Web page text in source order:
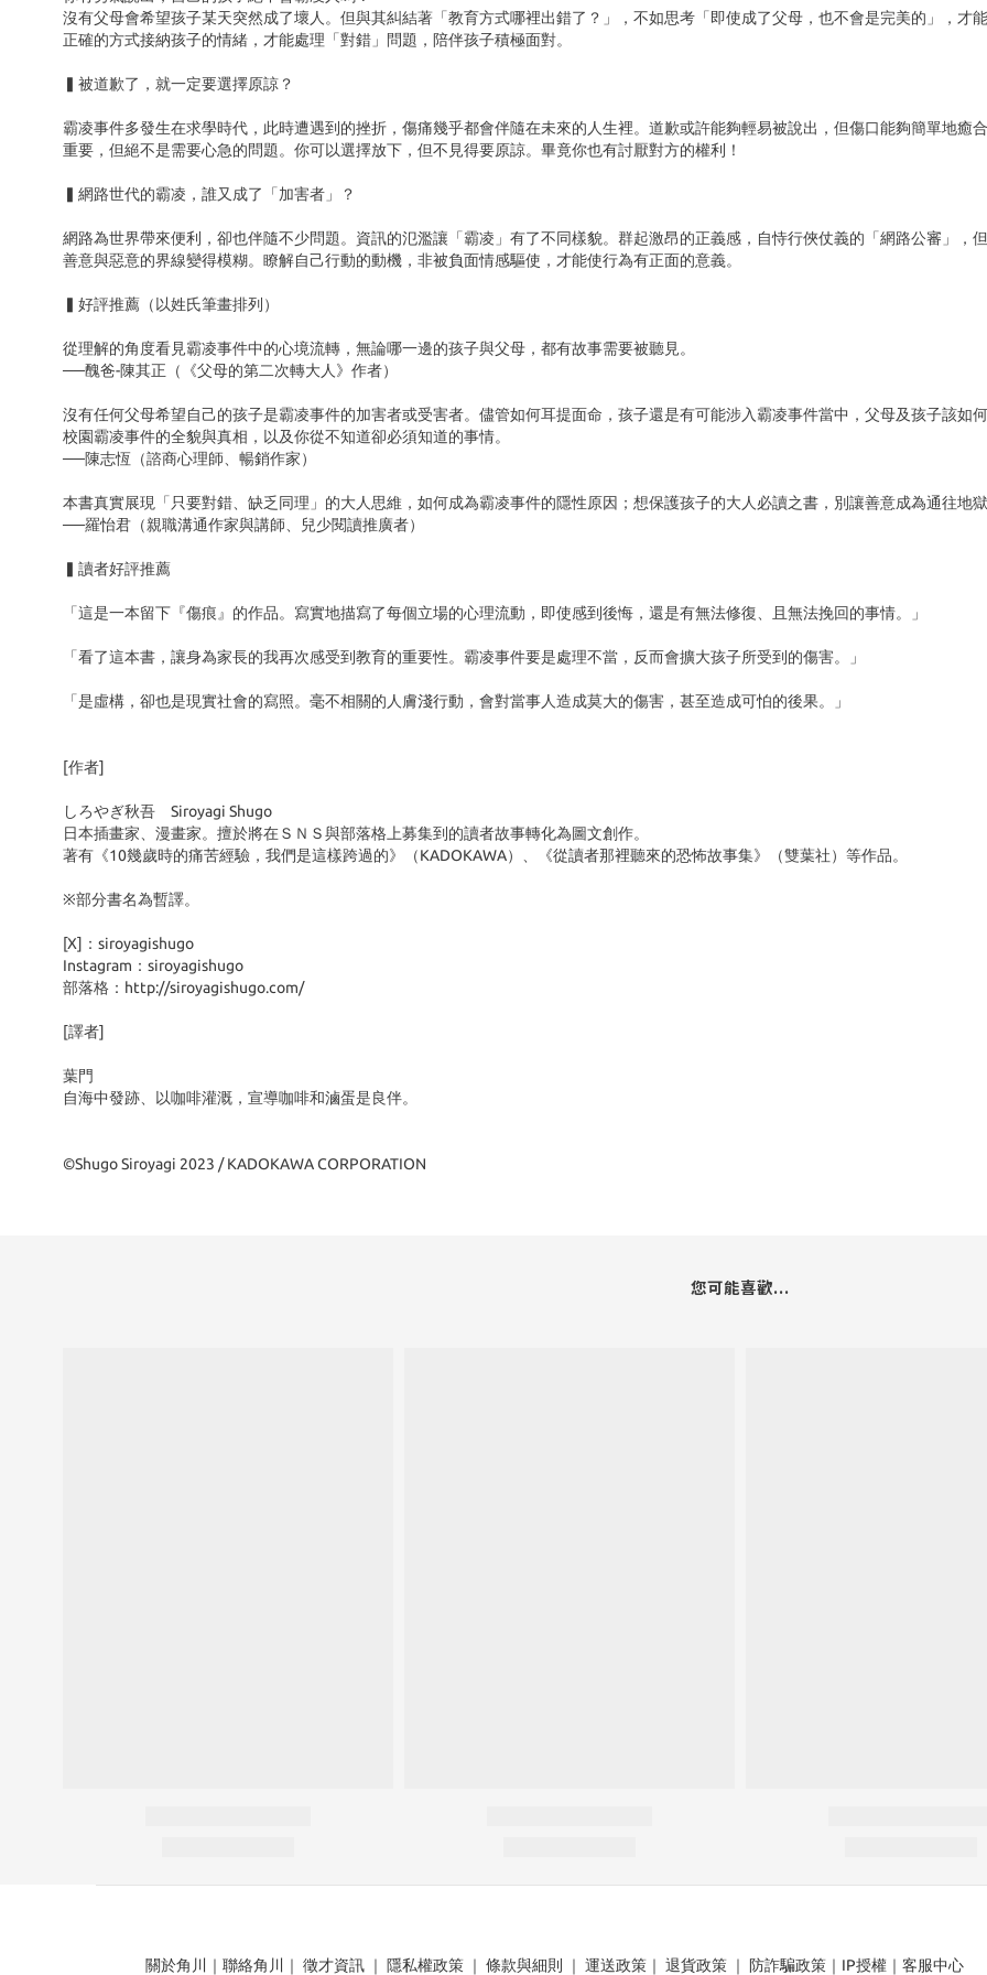
沒有父母會希望孩子某天突然成了壞人。但與其糾結著「教育方式哪裡出錯了？」，不如思考「即使成了父母，也不會是完美的」，才
正確的方式接納孩子的情緒，才能處理「對錯」問題，陪伴孩子積極面對。
▍被道歉了，就一定要選擇原諒？
霸凌事件多發生在求學時代，此時遭遇到的挫折，傷痛幾乎都會伴隨在未來的人生裡。道歉或許能夠輕易被說出，但傷口能夠簡單地癒
重要，但絕不是需要心急的問題。你可以選擇放下，但不見得要原諒。畢竟你也有討厭對方的權利！
▍網路世代的霸凌，誰又成了「加害者」？
網路為世界帶來便利，卻也伴隨不少問題。資訊的氾濫讓「霸凌」有了不同樣貌。群起激昂的正義感，自恃行俠仗義的「網路公審」，
善意與惡意的界線變得模糊。瞭解自己行動的動機，非被負面情感驅使，才能使行為有正面的意義。
▍好評推薦（以姓氏筆畫排列）
從理解的角度看見霸凌事件中的心境流轉，無論哪一邊的孩子與父母，都有故事需要被聽見。
──醜爸-陳其正（《父母的第二次轉大人》作者）
沒有任何父母希望自己的孩子是霸凌事件的加害者或受害者。儘管如何耳提面命，孩子還是有可能涉入霸凌事件當中，父母及孩子該如
校園霸凌事件的全貌與真相，以及你從不知道卻必須知道的事情。
──陳志恆（諮商心理師、暢銷作家）
本書真實展現「只要對錯、缺乏同理」的大人思維，如何成為霸凌事件的隱性原因；想保護孩子的大人必讀之書，別讓善意成為通往地
──羅怡君（親職溝通作家與講師、兒少閱讀推廣者）
▍讀者好評推薦
「這是一本留下『傷痕』的作品。寫實地描寫了每個立場的心理流動，即使感到後悔，還是有無法修復、且無法挽回的事情。」
「看了這本書，讓身為家長的我再次感受到教育的重要性。霸凌事件要是處理不當，反而會擴大孩子所受到的傷害。」
「是虛構，卻也是現實社會的寫照。毫不相關的人膚淺行動，會對當事人造成莫大的傷害，甚至造成可怕的後果。」
[作者]
しろやぎ秋吾 Siroyagi Shugo
日本插畫家、漫畫家。擅於將在ＳＮＳ與部落格上募集到的讀者故事轉化為圖文創作。
著有《10幾歲時的痛苦經驗，我們是這樣跨過的》（KADOKAWA）、《從讀者那裡聽來的恐怖故事集》（雙葉社）等作品。
※部分書名為暫譯。
[X]：siroyagishugo
Instagram：siroyagishugo
部落格：http://siroyagishugo.com/
[譯者]
葉門
自海中發跡、以咖啡灌溉，宣導咖啡和滷蛋是良伴。
©Shugo Siroyagi 2023 / KADOKAWA CORPORATION
您可能喜歡...
關於角川 ｜ 聯絡角川 ｜ 徵才資訊 ｜ 隱私權政策 ｜ 條款與細則 ｜ 運送政策 ｜ 退貨政策 ｜ 防詐騙政策 ｜ IP授權 ｜ 客服中心